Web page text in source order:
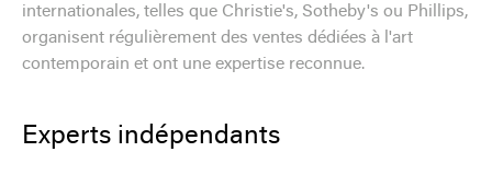
internationales, telles que Christie's, Sotheby's ou Phillips,
organisent régulièrement des ventes dédiées à l'art
contemporain et ont une expertise reconnue.
Experts indépendants